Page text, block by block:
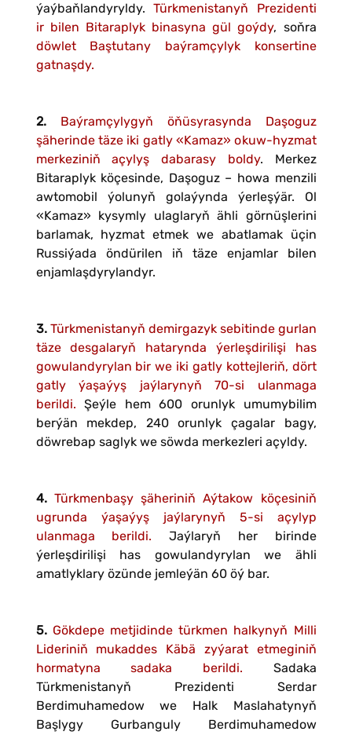
ýaýbaňlandyryldy. Türkmenistanyň Prezidenti
ir bilen Bitaraplyk binasyna gül goýdy, soňra
döwlet Baştutany baýramçylyk konsertine
gatnaşdy.
2. Baýramçylygyň öňüsyrasynda Daşoguz
şäherinde täze iki gatly «Kamaz» okuw-hyzmat
merkeziniň açylyş dabarasy boldy. Merkez
Bitaraplyk köçesinde, Daşoguz – howa menzili
awtomobil ýolunyň golaýynda ýerleşýär. Ol
«Kamaz» kysymly ulaglaryň ähli görnüşlerini
barlamak, hyzmat etmek we abatlamak üçin
Russiýada öndürilen iň täze enjamlar bilen
enjamlaşdyrylandyr.
3. Türkmenistanyň demirgazyk sebitinde gurlan
täze desgalaryň hatarynda ýerleşdirilişi has
gowulandyrylan bir we iki gatly kottejleriň, dört
gatly ýaşaýyş jaýlarynyň 70-si ulanmaga
berildi. Şeýle hem 600 orunlyk umumybilim
berýän mekdep, 240 orunlyk çagalar bagy,
döwrebap saglyk we söwda merkezleri açyldy.
4. Türkmenbaşy şäheriniň Aýtakow köçesiniň
ugrunda ýaşaýyş jaýlarynyň 5-si açylyp
ulanmaga berildi. Jaýlaryň her birinde
ýerleşdirilişi has gowulandyrylan we ähli
amatlyklary özünde jemleýän 60 öý bar.
5. Gökdepe metjidinde türkmen halkynyň Milli
Lideriniň mukaddes Käbä zyýarat etmeginiň
hormatyna sadaka berildi. Sadaka
Türkmenistanyň Prezidenti Serdar
Berdimuhamedow we Halk Maslahatynyň
Başlygy Gurbanguly Berdimuhamedow